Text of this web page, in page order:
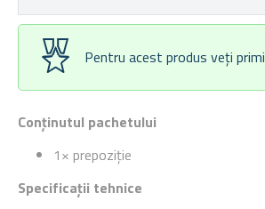
Conținutul pachetului
1× prepoziție
Specificații tehnice
Pentru acest produs veți primi